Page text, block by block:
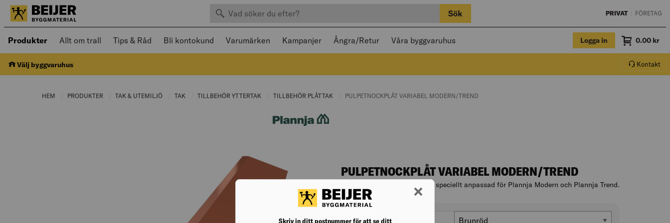
Sök efter produkter Sök PRIVAT FÖRETAG
Produkter Öppnad meny kan navigeras med piltangenter och stängas med Escape
Allt om trall Tips & Råd Bli kontokund Varumärken Kampanjer Ångra/Retur Våra byggvaruhus Logga in Varukorg.
Summa
0.00 kr
Välj byggvaruhus Kontakt
HEM PRODUKTER CURRENT PAGE:
TAK & UTEMILJÖ CURRENT PAGE:
TAK CURRENT PAGE:
TILLBEHÖR YTTERTAK CURRENT PAGE:
TILLBEHÖR PLÅTTAK CURRENT PAGE:
CURRENT PAGE:
PULPETNOCKPLÅT VARIABEL MODERN/TREND
PULPETNOCKPLÅT VARIABEL MODERN/TREND
Pulpetnocken är variabel och speciellt anpassad för Plannja Modern och Plannja Trend.
Artikelnr. 006286079
Varianter
färg Färg
Brunröd